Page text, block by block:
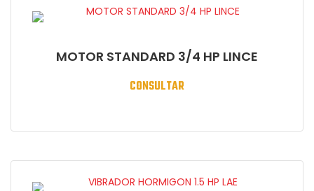
MOTOR STANDARD 3/4 HP LINCE
CONSULTAR